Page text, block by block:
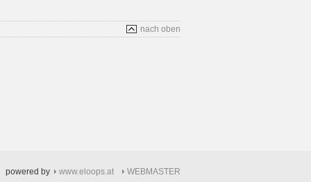
nach oben
powered by www.eloops.at WEBMASTER